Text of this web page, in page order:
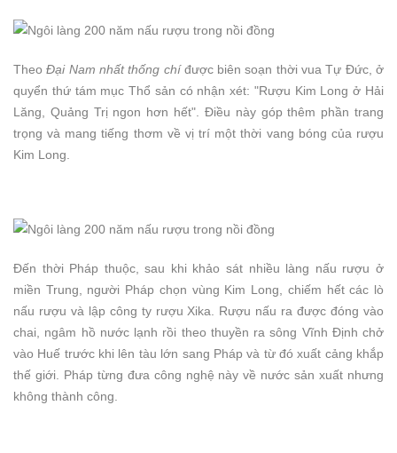
Theo Đại Nam nhất thống chíđược biên soạn thời vua Tự Đức, ở
quyển thứ tám mục Thổ sản có nhận xét: "Rượu Kim Long ở Hải
Lăng, Quảng Trị ngon hơn hết". Điều này góp thêm phần trang
trọng và mang tiếng thơm về vị trí một thời vang bóng của rượu
Kim Long.
Đến thời Pháp thuộc, sau khi khảo sát nhiều làng nấu rượu ở
miền Trung, người Pháp chọn vùng Kim Long, chiếm hết các lò
nấu rượu và lập công ty rượu Xika. Rượu nấu ra được đóng vào
chai, ngâm hồ nước lạnh rồi theo thuyền ra sông Vĩnh Định chở
vào Huế trước khi lên tàu lớn sang Pháp và từ đó xuất cảng khắp
thế giới. Pháp từng đưa công nghệ này về nước sản xuất nhưng
không thành công.